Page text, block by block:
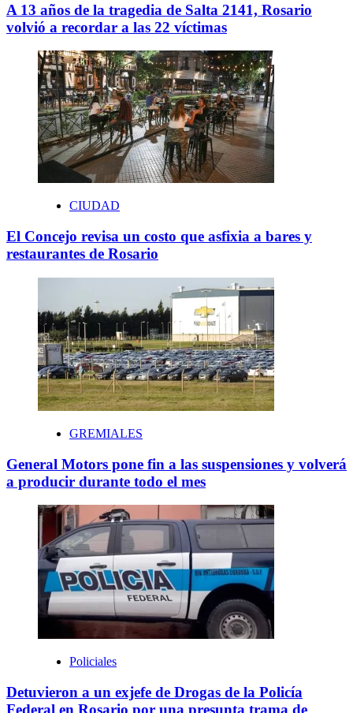
A 13 años de la tragedia de Salta 2141, Rosario
volvió a recordar a las 22 víctimas
CIUDAD
El Concejo revisa un costo que asfixia a bares y
restaurantes de Rosario
GREMIALES
General Motors pone fin a las suspensiones y volverá
a producir durante todo el mes
Policiales
Detuvieron a un exjefe de Drogas de la Policía
Federal en Rosario por una presunta trama de